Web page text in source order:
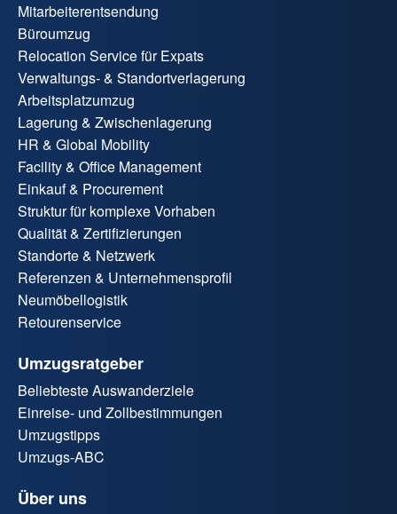
Mitarbeiterentsendung
Büroumzug
Relocation Service für Expats
Verwaltungs- & Standortverlagerung
Arbeitsplatzumzug
Lagerung & Zwischenlagerung
HR & Global Mobility
Facility & Office Management
Einkauf & Procurement
Struktur für komplexe Vorhaben
Qualität & Zertifizierungen
Standorte & Netzwerk
Referenzen & Unternehmensprofil
Neumöbellogistik
Retourenservice
Umzugsratgeber
Beliebteste Auswanderziele
Einreise- und Zollbestimmungen
Umzugstipps
Umzugs-ABC
Über uns